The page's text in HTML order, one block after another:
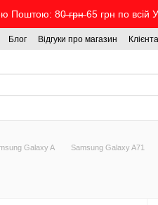
Поштою: 80̶ ̶г̶р̶н̶ 65 грн по всій
Блог Відгуки про магазин
Galaxy A Samsung Galaxy A71